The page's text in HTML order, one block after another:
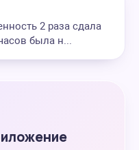
2 раза сдала
была н...